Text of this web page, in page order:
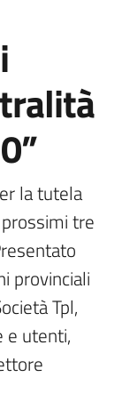
la tutela
tre
provinciali
Tpl,
e utenti,